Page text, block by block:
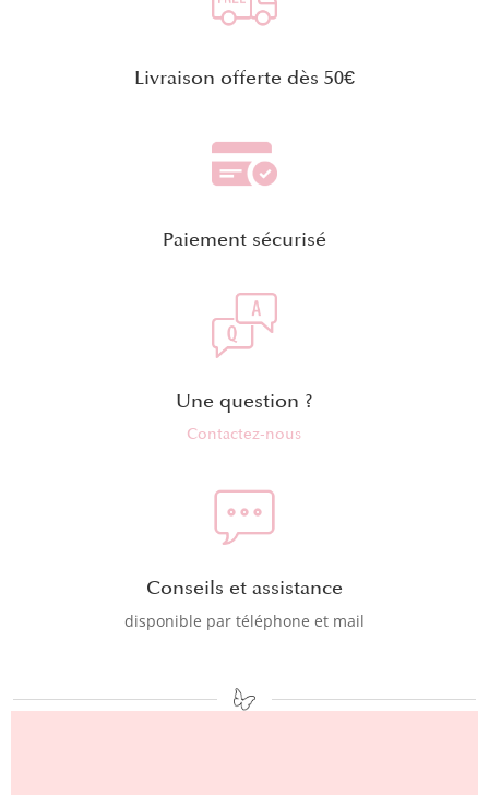
Livraison offerte dès 50€
Paiement sécurisé
Une question ?
Contactez-nous
Conseils et assistance
disponible par téléphone et mail